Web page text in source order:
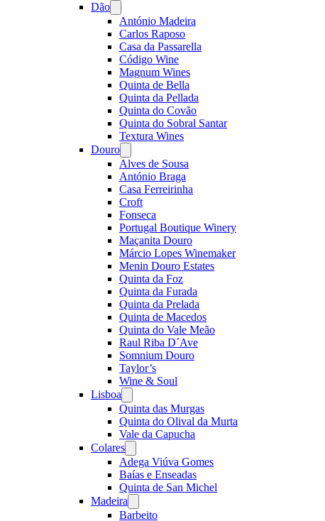
Dão
menu
António Madeira
Carlos Raposo
Casa da Passarella
Código Wine
Magnum Wines
Quinta de Bella
Quinta da Pellada
Quinta do Covão
Quinta do Sobral Santar
Textura Wines
Douro
menu
Alves de Sousa
António Braga
Casa Ferreirinha
Croft
Fonseca
Portugal Boutique Winery
Maçanita Douro
Márcio Lopes Winemaker
Menin Douro Estates
Quinta da Foz
Quinta da Furada
Quinta da Prelada
Quinta de Macedos
Quinta do Vale Meão
Raul Riba D´Ave
Somnium Douro
Taylor’s
Wine & Soul
Lisboa
menu
Quinta das Murgas
Quinta do Olival da Murta
Vale da Capucha
Colares
menu
Adega Viúva Gomes
Baías e Enseadas
Quinta de San Michel
Madeira
menu
Barbeito